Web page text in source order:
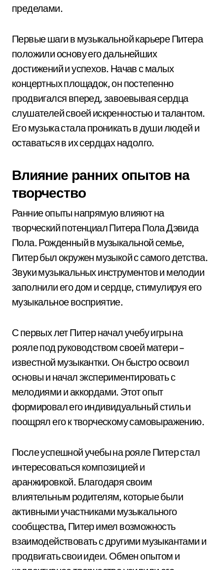
пределами.
Первые шаги в музыкальной карьере Питера
положили основу его дальнейших
достижений и успехов. Начав с малых
концертных площадок, он постепенно
продвигался вперед, завоевывая сердца
слушателей своей искренностью и талантом.
Его музыка стала проникать в души людей и
оставаться в их сердцах надолго.
Влияние ранних опытов на
творчество
Ранние опыты напрямую влияют на
творческий потенциал Питера Пола Дэвида
Пола. Рожденный в музыкальной семье,
Питер был окружен музыкой с самого детства.
Звуки музыкальных инструментов и мелодии
заполнили его дом и сердце, стимулируя его
музыкальное восприятие.
С первых лет Питер начал учебу игры на
рояле под руководством своей матери –
известной музыкантки. Он быстро освоил
основы и начал экспериментировать с
мелодиями и аккордами. Этот опыт
формировал его индивидуальный стиль и
поощрял его к творческому самовыражению.
После успешной учебы на рояле Питер стал
интересоваться композицией и
аранжировкой. Благодаря своим
влиятельным родителям, которые были
активными участниками музыкального
сообщества, Питер имел возможность
взаимодействовать с другими музыкантами и
продвигать свои идеи. Обмен опытом и